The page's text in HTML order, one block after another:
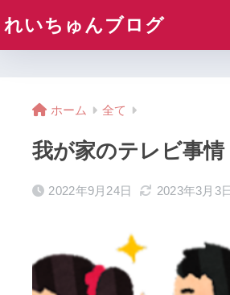
れいちゅんブログ
ホーム 全て
我が家のテレビ事情
2022年9月24日 2023年3月3日